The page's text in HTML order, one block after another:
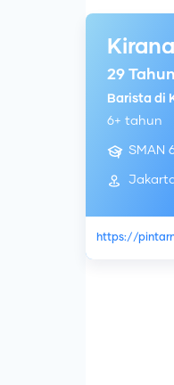
Kirana
29 Tahun
Barista di
6+ tahun
SMAN
https://